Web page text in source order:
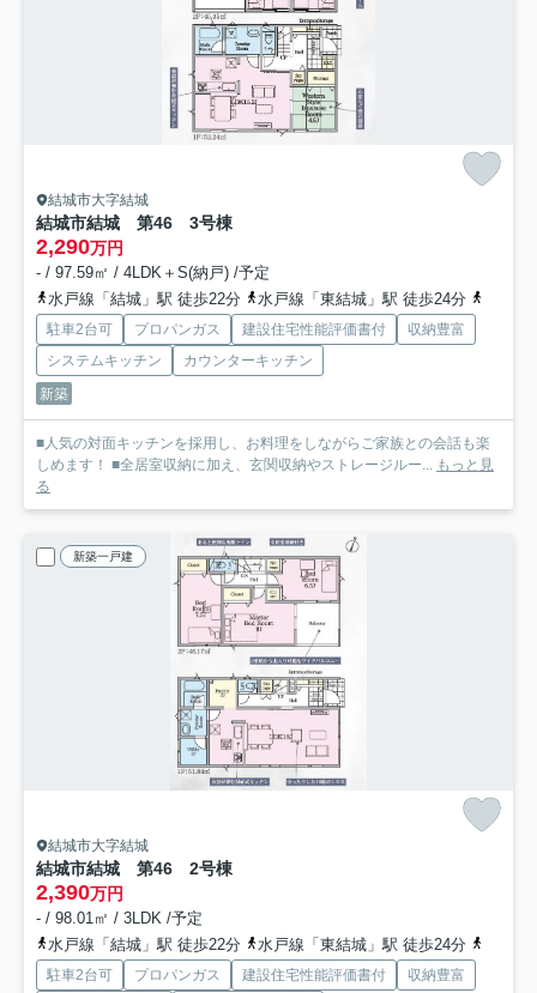
結城市大字結城
結城市結城 第46 3号棟
2,290万円
- / 97.59㎡ / 4LDK＋S(納戸) /予定
水戸線「結城」駅 徒歩22分
水戸線「東結城」駅 徒歩24分
駐車2台可 プロパンガス 建設住宅性能評価書付
収納豊富
システムキッチン
カウンターキッチン
新築
■人気の対面キッチンを採用し、お料理をしながらご家族との会話も楽
しめます！ ■全居室収納に加え、玄関収納やストレージルー...
もっと見
る
新築一戸建
結城市大字結城
結城市結城 第46 2号棟
2,390万円
- / 98.01㎡ / 3LDK /予定
水戸線「結城」駅 徒歩22分
水戸線「東結城」駅 徒歩24分
駐車2台可 プロパンガス 建設住宅性能評価書付 収納豊富